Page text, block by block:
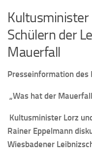
Schülern der
Mauerfall
Presseinformation des
„Was hat der
Kultusminister Lorz
Rainer Eppelmann
Wiesbadener